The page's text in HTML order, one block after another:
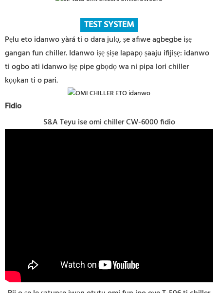
TEST SYSTEM
Pẹlu eto idanwo yàrá ti o dara julọ, ṣe afiwe agbegbe iṣẹ
gangan fun chiller. Idanwo iṣẹ ṣiṣe lapapọ ṣaaju ifijiṣẹ: idanwo
ti ogbo ati idanwo iṣẹ pipe gbọdọ wa ni pipa lori chiller
kọọkan ti o pari.
Fidio
S&A Teyu ise omi chiller CW-6000 fidio